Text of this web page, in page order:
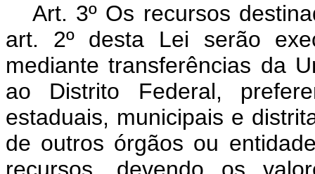
Art. 3º Os recursos
art. 2º desta Lei serão
mediante transferências da
ao Distrito Federal,
estaduais, municipais e
de outros órgãos ou